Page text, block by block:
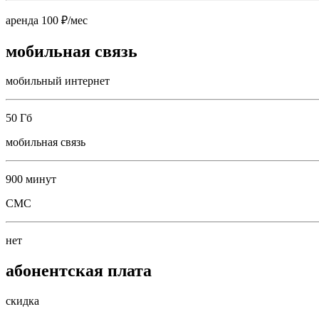
аренда 100 ₽/мес
мобильная связь
мобильный интернет
50 Гб
мобильная связь
900 минут
СМС
нет
абонентская плата
скидка